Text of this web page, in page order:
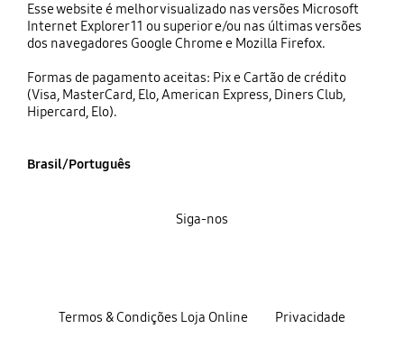
Esse website é melhor visualizado nas versões Microsoft
Internet Explorer 11 ou superior e/ou nas últimas versões
dos navegadores Google Chrome e Mozilla Firefox.
Formas de pagamento aceitas: Pix e Cartão de crédito
(Visa, MasterCard, Elo, American Express, Diners Club,
Hipercard, Elo).
Brasil/Português
Termos & Condições Loja Online Privacidade
Siga-nos